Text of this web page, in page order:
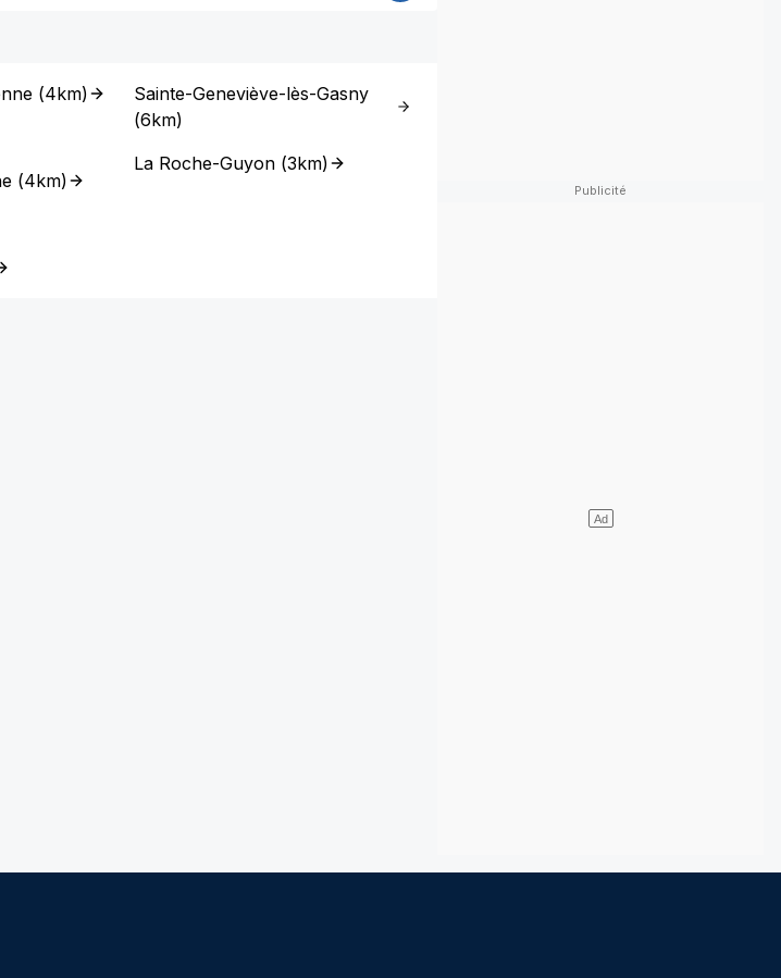
(4km)
(4km)
Sainte-Geneviève-lès-Gasny
(6km)
La Roche-Guyon(3km)